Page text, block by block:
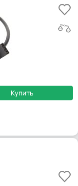
Купить